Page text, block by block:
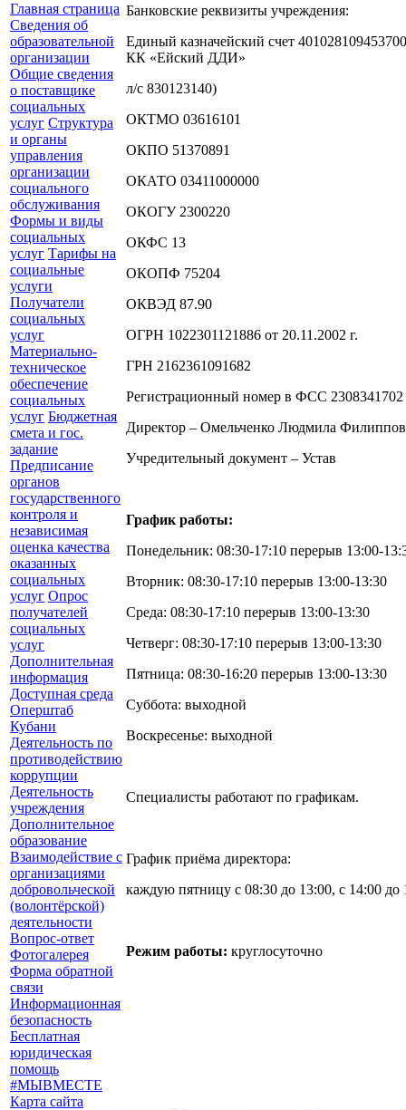
Главная страница
Сведения об
образовательной
организации
Общие сведения
о поставщике
социальных
услуг Структура
и органы
управления
организации
социального
обслуживания
Формы и виды
социальных
услуг Тарифы на
социальные
услуги
Получатели
социальных
услуг
Материально-
техническое
обеспечение
социальных
услуг Бюджетная
смета и гос.
задание
Предписание
органов
государственного
контроля и
независимая
оценка качества
оказанных
социальных
услуг Опрос
получателей
социальных
услуг
Дополнительная
информация
Доступная среда
Оперштаб
Кубани
Деятельность по
противодействию
коррупции
Деятельность
учреждения
Дополнительное
образование
Взаимодействие с
организациями
добровольческой
(волонтёрской)
деятельности
Вопрос-ответ
Фотогалерея
Форма обратной
связи
Информационная
безопасность
Бесплатная
юридическая
помощь
#МЫВМЕСТЕ
Карта сайта
Банковские реквизиты учреждения:
Единый казначейский счет
КК «Ейский ДДИ»
л/с 830123140)
ОКТМО 03616101
ОКПО 51370891
ОКАТО 03411000000
ОКОГУ 2300220
ОКФС 13
ОКОПФ 75204
ОКВЭД 87.90
ОГРН 1022301121886 от 20.11.2002 г.
ГРН 2162361091682
Регистрационный номер в ФСС 2308341702
Директор – Омельченко Людмила
Учредительный документ – Устав
График работы:
Понедельник: 08:30-17:10 перерыв 13:00-
Вторник: 08:30-17:10 перерыв 13:00-13:30
Среда: 08:30-17:10 перерыв 13:00-13:30
Четверг: 08:30-17:10 перерыв 13:00-13:30
Пятница: 08:30-16:20 перерыв 13:00-13:30
Суббота: выходной
Воскресенье: выходной
Специалисты работают по графикам.
График приёма директора:
каждую пятницу с 08:30 до 13:00, с 14:00 до
Режим работы: круглосуточно